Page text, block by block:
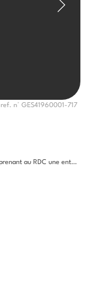
ref. n° GES41960001-717
VENDRES - Une maison de village de type 2 en R+2 comprenant au RDC une entrée et un garage. Au 1er étage, un séjour avec...